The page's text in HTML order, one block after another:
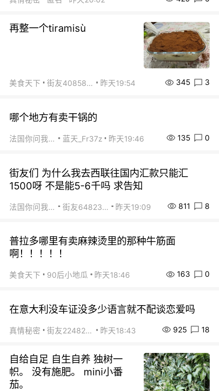
再整一个tiramisù
美食天下 街友40858442 昨天19:54 345 3
哪个地方有卖干锅的
法国你问我答 蓝天_Fr37z 昨天19:46 135 0
街友们 为什么我去西联往国内汇款只能汇
1500呀 不是能5-6千吗 求告知
法国你问我答 街友64823891 昨天19:09 811 8
普拉多哪里有卖麻辣烫里的那种牛筋面
啊！！！！！
美食天下 90后小地瓜 昨天18:46 163 0
在意大利没车证没多少语言就不配谈恋爱吗
真情秘密 街友22482465 昨天18:43 925 18
自给自足 自生自养 独树一
帜。 没有施肥。 mini小番
茄。